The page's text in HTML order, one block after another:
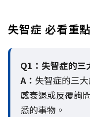
失智症 必看重
Q1：失智症的三
A： 失智症的三
感衰退或反覆詢
悉的事物。